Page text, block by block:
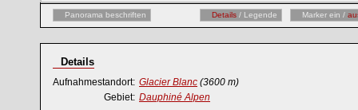
Panorama beschriften Details / Legende Marker ein /
Details
Aufnahmestandort: Glacier Blanc (3600 m)
Gebiet: Dauphiné Alpen